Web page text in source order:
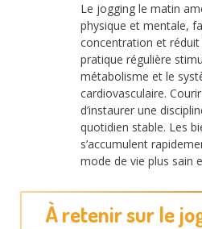
Le jogging le matin
physique et mentale,
concentration et réduit
pratique régulière
métabolisme et le
cardiovasculaire.
d’instaurer une
quotidien stable. Les
s’accumulent
mode de vie plus sain
À retenir sur le